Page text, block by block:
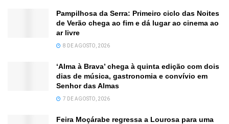
Pampilhosa da Serra: Primeiro ciclo das Noites
de Verão chega ao fim e dá lugar ao cinema ao
ar livre
8 DE AGOSTO, 2026
‘Alma à Brava’ chega à quinta edição com dois
dias de música, gastronomia e convívio em
Senhor das Almas
7 DE AGOSTO, 2026
Feira Moçárabe regressa a Lourosa para uma